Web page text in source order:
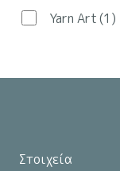
Yarn Art(1)
Στοιχεία